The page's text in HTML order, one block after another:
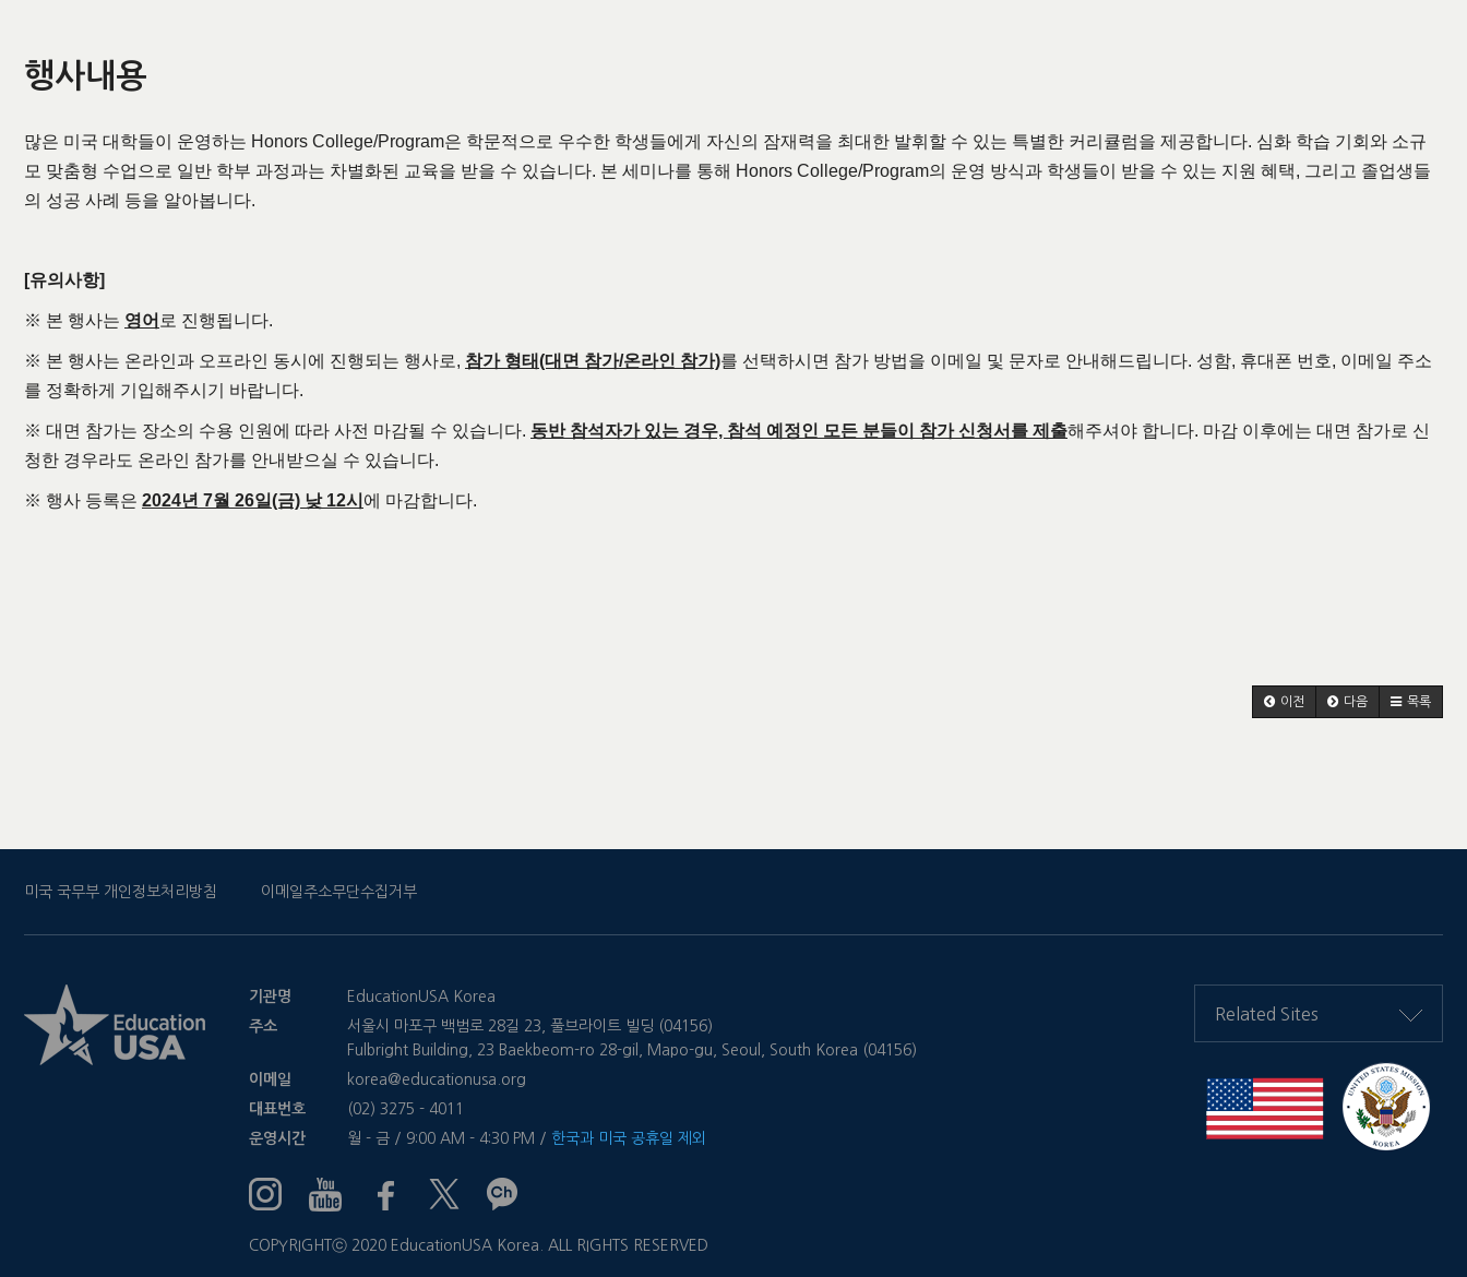
행사내용
많은 미국 대학들이 운영하는 Honors College/Program은 학문적으로 우수한 학생들에게 자신의 잠재력을 최대한 발휘할 수 있는 특별한 커리큘럼을 제공합니다. 심화 학습 기회와 소규
모 맞춤형 수업으로 일반 학부 과정과는 차별화된 교육을 받을 수 있습니다. 본 세미나를 통해 Honors College/Program의 운영 방식과 학생들이 받을 수 있는 지원 혜택, 그리고 졸업생들
의 성공 사례 등을 알아봅니다.
[유의사항]
※ 본 행사는 영어 로 진행됩니다.
※ 본 행사는 온라인과 오프라인 동시에 진행되는 행사로, 참가 형태(대면 참가/온라인 참가)를 선택하시면 참가 방법을 이메일 및 문자로 안내해드립니다. 성함, 휴대폰 번호, 이메일 주소
를 정확하게 기입해주시기 바랍니다.
※ 대면 참가는 장소의 수용 인원에 따라 사전 마감될 수 있습니다. 동반 참석자가 있는 경우, 참석 예정인 모든 분들이 참가 신청서를 제출해주셔야 합니다. 마감 이후에는 대면 참가로 신
청한 경우라도 온라인 참가를 안내받으실 수 있습니다.
※ 행사 등록은 2024년 7월 26일(금) 낮 12시 에 마감합니다.
이전 다음 목록
미국 국무부 개인정보처리방침 이메일주소무단수집거부
기관명
EducationUSA Korea
주소
서울시 마포구 백범로 28길 23, 풀브라이트 빌딩 (04156)
Fulbright Building, 23 Baekbeom-ro 28-gil, Mapo-gu, Seoul, South Korea (04156)
이메일
korea@educationusa.org
대표번호
(02) 3275 - 4011
운영시간
월 - 금 / 9:00 AM - 4:30 PM / 한국과 미국 공휴일 제외
COPYRIGHTⓒ 2020 EducationUSA Korea. ALL RIGHTS RESERVED
Related Sites